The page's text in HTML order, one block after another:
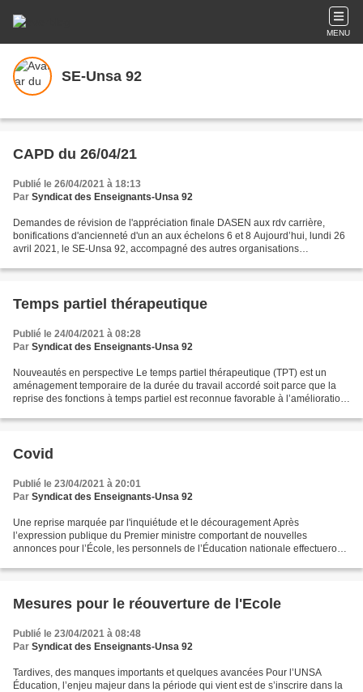
MENU
SE-Unsa 92
CAPD du 26/04/21
Publié le 26/04/2021 à 18:13
Par Syndicat des Enseignants-Unsa 92
Demandes de révision de l'appréciation finale DASEN aux rdv carrière,
bonifications d'ancienneté d'un an aux échelons 6 et 8 Aujourd’hui, lundi 26
avril 2021, le SE-Unsa 92, accompagné des autres organisations
Temps partiel thérapeutique
Publié le 24/04/2021 à 08:28
Par Syndicat des Enseignants-Unsa 92
Nouveautés en perspective Le temps partiel thérapeutique (TPT) est un
aménagement temporaire de la durée du travail accordé soit parce que la
reprise des fonctions à temps partiel est reconnue favorable à l’amélioration
Covid
Publié le 23/04/2021 à 20:01
Par Syndicat des Enseignants-Unsa 92
Une reprise marquée par l'inquiétude et le découragement Après
l’expression publique du Premier ministre comportant de nouvelles
annonces pour l’École, les personnels de l’Éducation nationale effectueront,
Mesures pour le réouverture de l'Ecole
Publié le 23/04/2021 à 08:48
Par Syndicat des Enseignants-Unsa 92
Tardives, des manques importants et quelques avancées Pour l’UNSA
Éducation, l’enjeu majeur dans la période qui vient est de s’inscrire dans la